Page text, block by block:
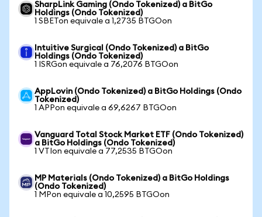
SharpLink Gaming (Ondo Tokenized) a BitGo
Holdings (Ondo Tokenized)
1 SBETon equivale a 1,2735 BTGOon
Intuitive Surgical (Ondo Tokenized) a BitGo
Holdings (Ondo Tokenized)
1 ISRGon equivale a 76,2076 BTGOon
AppLovin (Ondo Tokenized) a BitGo Holdings (Ondo
Tokenized)
1 APPon equivale a 69,6267 BTGOon
Vanguard Total Stock Market ETF (Ondo Tokenized)
a BitGo Holdings (Ondo Tokenized)
1 VTIon equivale a 77,2535 BTGOon
MP Materials (Ondo Tokenized) a BitGo Holdings
(Ondo Tokenized)
1 MPon equivale a 10,2595 BTGOon